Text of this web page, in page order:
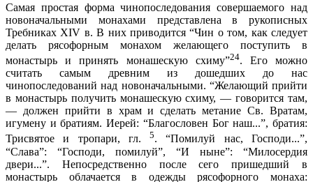
Самая простая форма чинопоследования совершаемого над
новоначальными монахами представлена в рукописных
Требниках XIV в. В них приводится “Чин о том, как следует
делать рясофорным монахом желающего поступить в
монастырь и принять монашескую схиму”24. Его можно
считать самым древним из дошедших до нас
чинопоследований над новоначальными. “Желающий прийти
в монастырь получить монашескую схиму, — говорится там,
— должен прийти в храм и сделать метание Св. Вратам,
игумену и братиям. Иерей: “Благословен Бог наш...”, братия:
Трисвятое и тропари, гл.5. “Помилуй нас, Господи...”,
“Слава”: “Господи, помилуй”, “И ныне”: “Милосердия
двери...”. Непосредственно после сего пришедший в
монастырь облачается в одежды рясофорного монаха: